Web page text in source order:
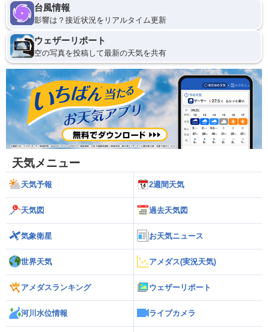
台風情報
影響は？接近状況をリアルタイム更新
ウェザーリポート
空の写真を投稿して最新の天気を共有
天気メニュー
天気予報 2週間天気
天気図 過去天気図
気象衛星 お天気ニュース
世界天気 アメダス(実況天気)
アメダスランキング ウェザーリポート
河川水位情報 ライブカメラ